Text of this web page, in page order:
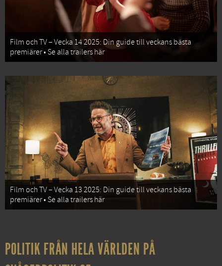
Film och TV – Vecka 14 2025: Din guide till veckans bästa
premiärer • Se alla trailers här
Film och TV – Vecka 13 2025: Din guide till veckans bästa
premiärer • Se alla trailers här
POLITIK FRÅN HELA VÄRLDEN PÅ